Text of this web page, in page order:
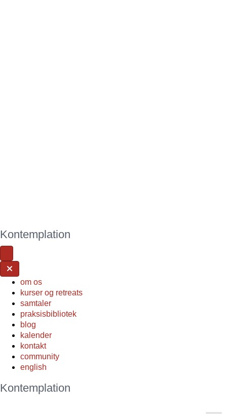
Kontemplation
om os
kurser og retreats
samtaler
praksisbibliotek
blog
kalender
kontakt
community
english
Kontemplation